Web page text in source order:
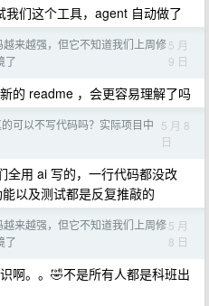
我们这个工具，agent 自动做了
越来越强，但它不知道我们上周修
了
5 月
9 日
的 readme ，会更容易理解了吗
可以不写代码吗？实际项目中 5 月 8
日
全用 ai 写的，一行代码都没改
以及测试都是反复推敲的
越来越强，但它不知道我们上周修
了
5 月
8 日
啊。。🤣不是所有人都是科班出